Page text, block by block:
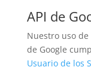
API de
Nuestro uso
de Google
Usuario de los